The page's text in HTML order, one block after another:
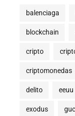
balenciaga
blockchain
cripto
criptomonedas
delito eeuu
exodus